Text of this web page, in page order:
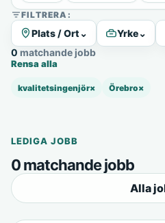
FILTRERA:
Plats / Ort ⌄ Yrke⌄
0 matchande jobb
Rensa alla
kvalitetsingenjör× Örebro×
LEDIGA JOBB
0 matchande jobb
Alla